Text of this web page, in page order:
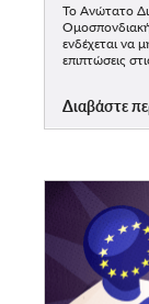
Το Ανώτατο
ενδέχεται να
επιπτώσεις
Διαβάστε